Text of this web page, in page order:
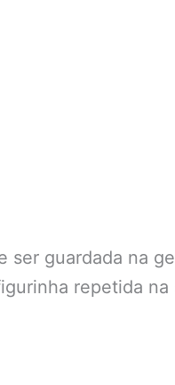
ser guardada na
repetida na